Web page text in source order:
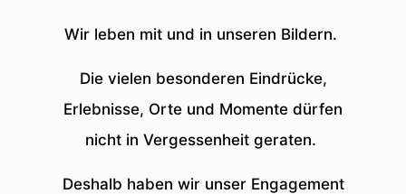
Wir leben mit und in unseren Bildern.
Die vielen besonderen Eindrücke,
Erlebnisse, Orte und Momente dürfen
nicht in Vergessenheit geraten.
Deshalb haben wir unser Engagement